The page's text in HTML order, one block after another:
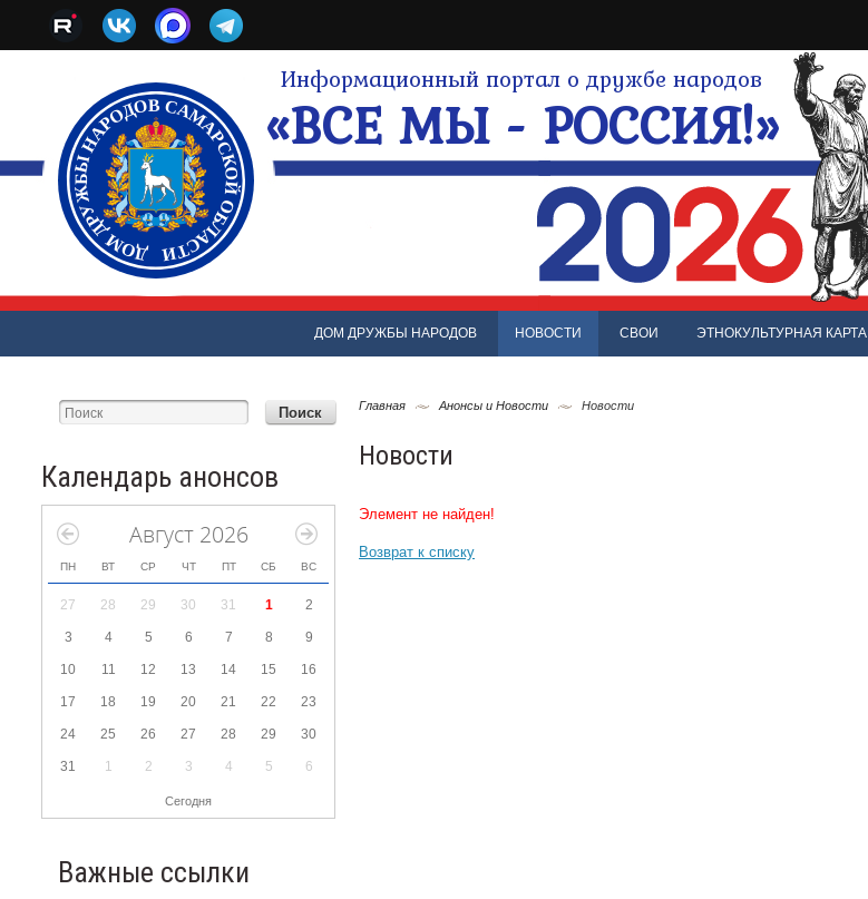
Информационный портал о дружбе народов
«ВСЕ МЫ - РОССИЯ!»
ДОМ ДРУЖБЫ НАРОДОВ НОВОСТИ СВОИ ЭТНОКУЛЬТУРНАЯ КАРТА
Календарь анонсов
Август 2026
ПН ВТ СР ЧТ ПТ СБ ВС
27 28 29 30 31 1 2
3 4 5 6 7 8 9
10 11 12 13 14 15 16
17 18 19 20 21 22 23
24 25 26 27 28 29 30
31 1 2 3 4 5 6
Сегодня
Важные ссылки
Главная Анонсы и Новости Новости
Новости
Элемент не найден!
Возврат к списку